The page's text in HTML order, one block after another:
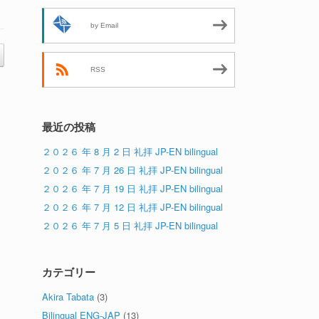
by Email
RSS
最近の投稿
２０２６ 年 8 月 2 日 礼拝 JP-EN bilingual
２０２６ 年 7 月 26 日 礼拝 JP-EN bilingual
２０２６ 年 7 月 19 日 礼拝 JP-EN bilingual
２０２６ 年 7 月 12 日 礼拝 JP-EN bilingual
２０２６ 年 7 月 5 日 礼拝 JP-EN bilingual
カテゴリー
Akira Tabata (3)
Bilingual ENG-JAP (13)